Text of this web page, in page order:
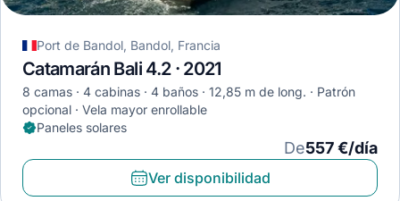
Port de Bandol, Bandol, Francia
Catamarán Bali 4.2 · 2021
8 camas 4 cabinas 4 baños 12,85 m de long.
Patrón
opcional
Vela mayor enrollable
Paneles solares
De557 €/día
Ver disponibilidad